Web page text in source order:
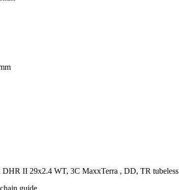
II 29x2.4 WT, 3C MaxxTerra , DD, TR tubeless
guide